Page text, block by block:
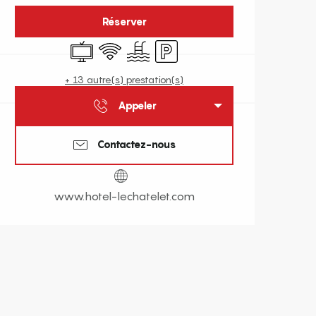
Réserver
Télévision
WiFi PiscineParking
+ 13 autre(s) prestation(s)
Appeler
Contactez-nous
www.hotel-lechatelet.com